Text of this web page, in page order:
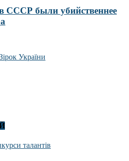
СССР были убийственнее
України